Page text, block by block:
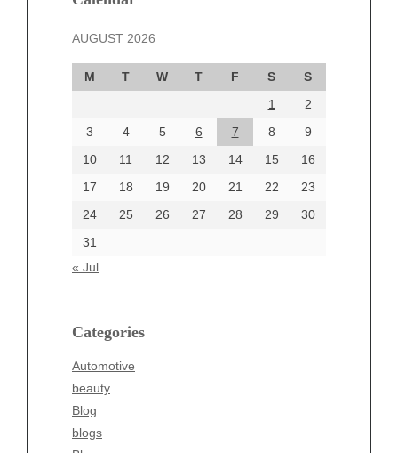
AUGUST 2026
M T W T F S
S
1
2
3
4 5 6 7 8
9
10
11 12 13 14 15
16
17
18 19 20 21 22
23
24
25 26 27 28 29
30
31
« Jul
Categories
Automotive
beauty
Blog
blogs
October 2024
September 2024
August 2024
June 2024
Categories
beauty
Business
Entertainment
Fashion
Finance